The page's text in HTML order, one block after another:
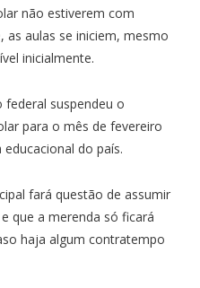
não estiverem com
as aulas se iniciem, mesmo
inicialmente.
federal suspendeu o
para o mês de fevereiro
do país.
fará questão de assumir
que a merenda só ficará
haja algum contratempo